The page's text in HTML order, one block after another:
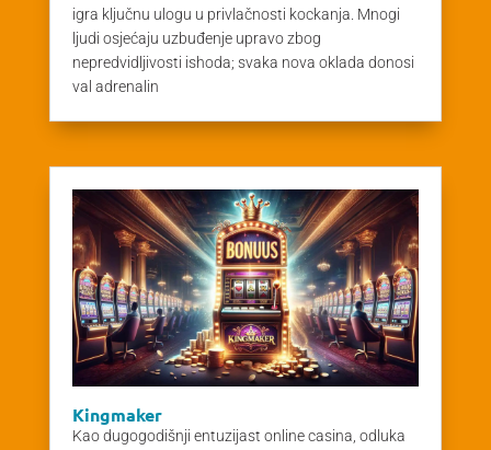
igra ključnu ulogu u privlačnosti kockanja. Mnogi
ljudi osjećaju uzbuđenje upravo zbog
nepredvidljivosti ishoda; svaka nova oklada donosi
val adrenalin
Kingmaker
Kao dugogodišnji entuzijast online casina, odluka